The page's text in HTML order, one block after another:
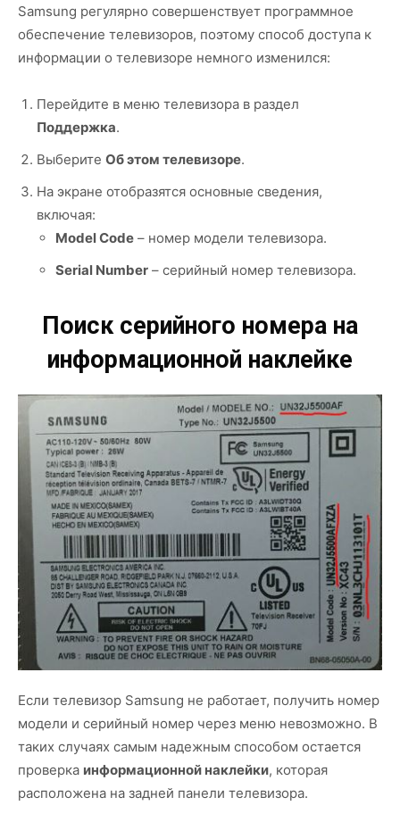
Samsung регулярно совершенствует программное
обеспечение телевизоров, поэтому способ доступа к
информации о телевизоре немного изменился:
Перейдите в меню телевизора в раздел
Поддержка.
Выберите Об этом телевизоре.
На экране отобразятся основные сведения,
включая:
Model Code – номер модели телевизора.
Serial Number – серийный номер телевизора.
Поиск серийного номера на
информационной наклейке
Если телевизор Samsung не работает, получить номер
модели и серийный номер через меню невозможно. В
таких случаях самым надежным способом остается
проверка информационной наклейки, которая
расположена на задней панели телевизора.